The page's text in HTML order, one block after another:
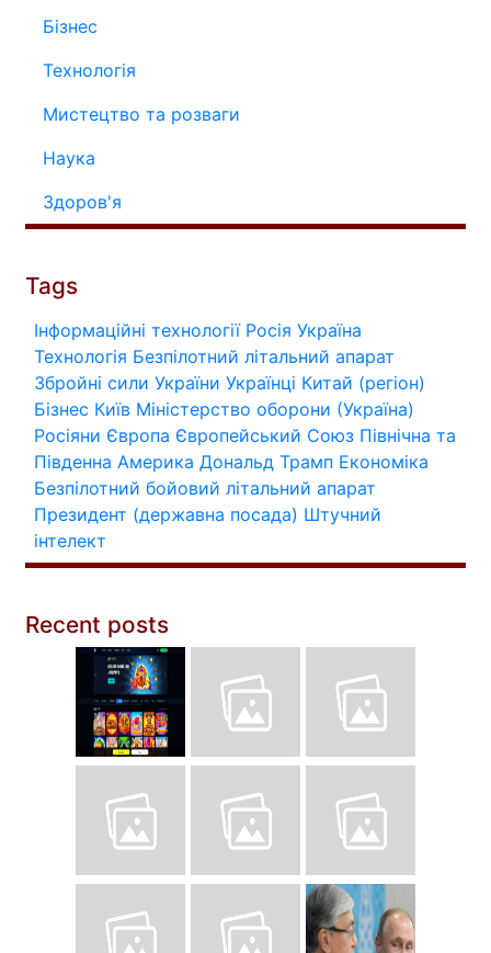
Бізнес
Технологія
Мистецтво та розваги
Наука
Здоров'я
Tags
Інформаційні технології Росія Україна
Технологія Безпілотний літальний апарат
Збройні сили України Українці Китай (регіон)
Бізнес Київ Міністерство оборони (Україна)
Росіяни Європа Європейський Союз Північна та
Південна Америка Дональд Трамп Економіка
Безпілотний бойовий літальний апарат
Президент (державна посада) Штучний
інтелект
Recent posts